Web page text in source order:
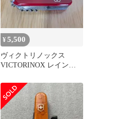
ーカー EQT 93スイス・
アーミーナイフ
¥5,500
ヴィクトリノックス
VICTORINOX レインジ